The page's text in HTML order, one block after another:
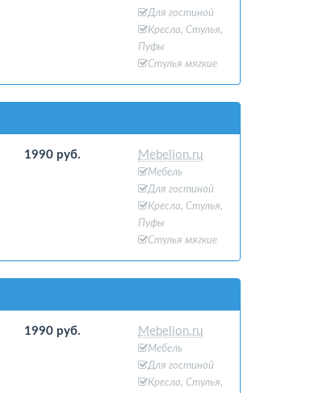
Для гостиной
Кресла, Стулья,
Пуфы
Стулья мягкие
1990 руб. Mebelion.ru
Мебель
Для гостиной
Кресла, Стулья,
Пуфы
Стулья мягкие
1990 руб. Mebelion.ru
Мебель
Для гостиной
Кресла, Стулья,